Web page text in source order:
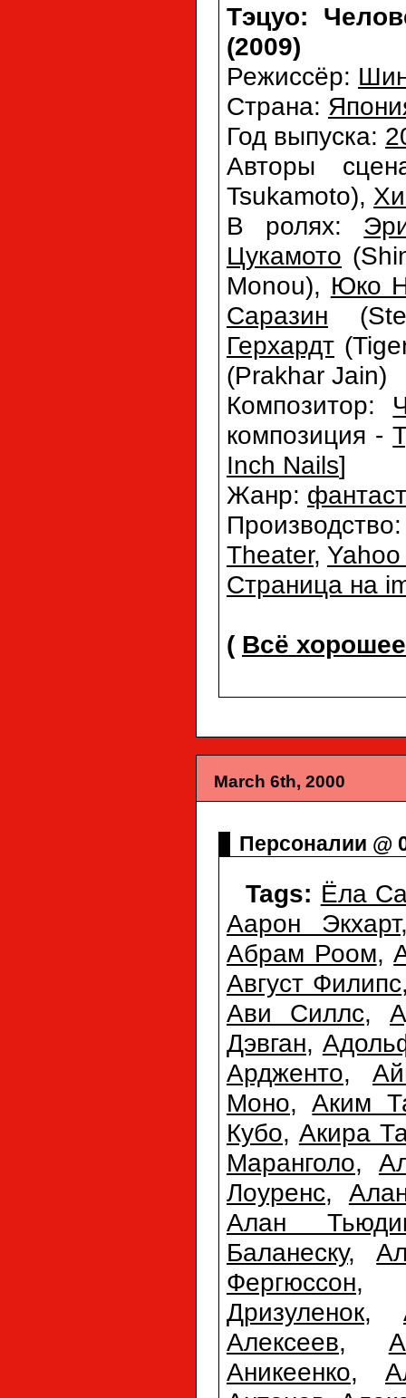
Тэцуо:
(2009)
Режиссёр:
Страна:
Год выпуска:
Авторы
Tsukamoto),
В ролях:
Цукамото
Monou), Юко
Саразин
Герхардт
(Prakhar Jain)
Композитор:
композиция -
Inch Nails]
Жанр:
Theater,
Страница на
( Всё
March 6th, 2000
Персоналии @
Tags: Ёла
Аарон Экхарт
Абрам Роом,
Август Филипс
Ави Силлс,
Дэвган,
Ардженто,
Моно,Аким
Кубо, Акира
Маранголо,
Лоуренс,
Алан
Баланеску,
Фергюссон
Дризуленок,
Алексеев,
Аникеенко,